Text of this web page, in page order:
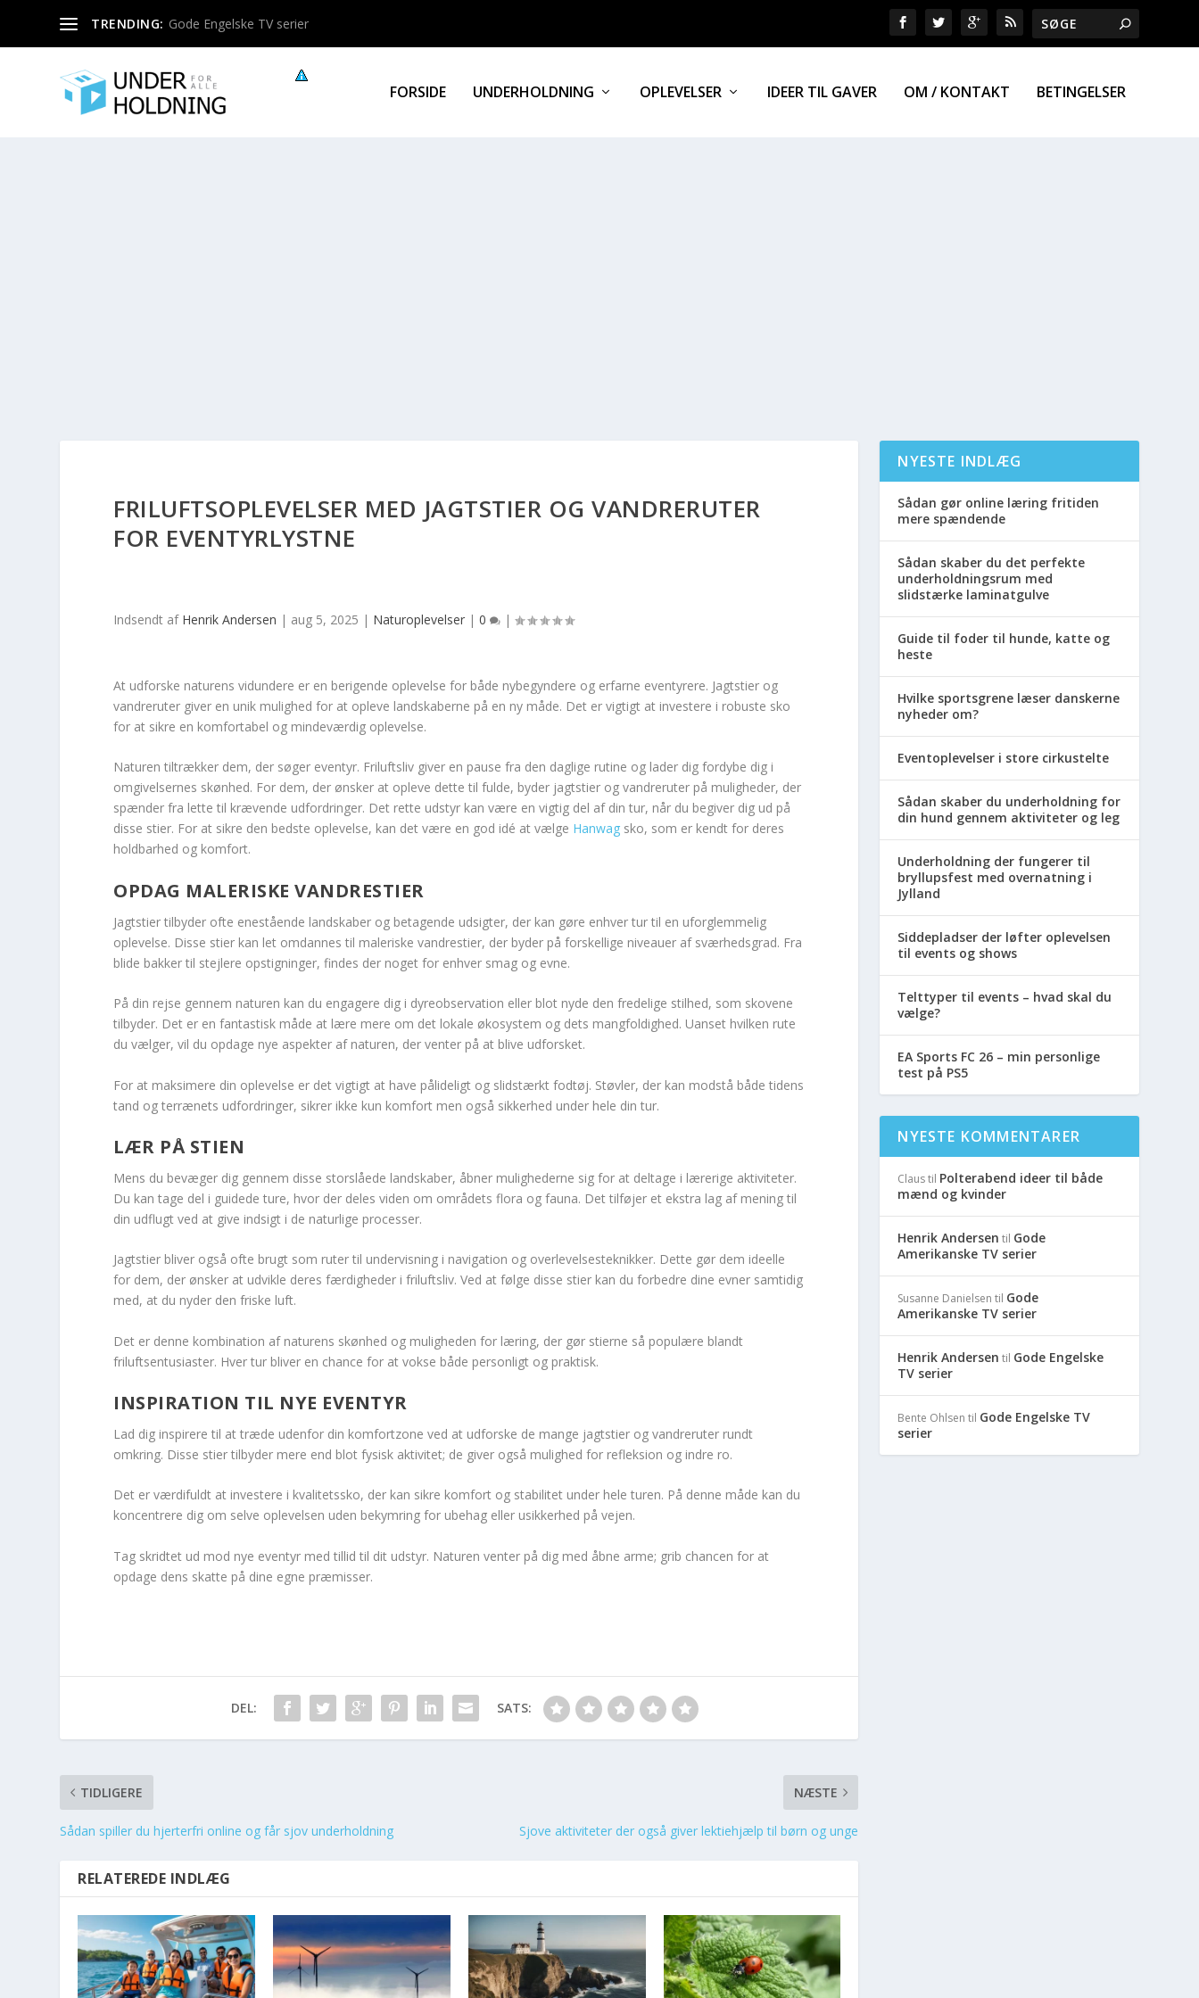
TRENDING: Gode Engelske TV serier
FORSIDE UNDERHOLDNING OPLEVELSER IDEER TIL GAVER OM / KONTAKT BETINGELSER
FRILUFTSOPLEVELSER MED JAGTSTIER OG VANDRERUTER
FOR EVENTYRLYSTNE
Indsendt af Henrik Andersen | aug 5, 2025 | Naturoplevelser |0 |
At udforske naturens vidundere er en berigende oplevelse for både nybegyndere og erfarne eventyrere. Jagtstier og
vandreruter giver en unik mulighed for at opleve landskaberne på en ny måde. Det er vigtigt at investere i robuste sko
for at sikre en komfortabel og mindeværdig oplevelse.
Naturen tiltrækker dem, der søger eventyr. Friluftsliv giver en pause fra den daglige rutine og lader dig fordybe dig i
omgivelsernes skønhed. For dem, der ønsker at opleve dette til fulde, byder jagtstier og vandreruter på muligheder, der
spænder fra lette til krævende udfordringer. Det rette udstyr kan være en vigtig del af din tur, når du begiver dig ud på
disse stier. For at sikre den bedste oplevelse, kan det være en god idé at vælge Hanwag sko, som er kendt for deres
holdbarhed og komfort.
OPDAG MALERISKE VANDRESTIER
Jagtstier tilbyder ofte enestående landskaber og betagende udsigter, der kan gøre enhver tur til en uforglemmelig
oplevelse. Disse stier kan let omdannes til maleriske vandrestier, der byder på forskellige niveauer af sværhedsgrad. Fra
blide bakker til stejlere opstigninger, findes der noget for enhver smag og evne.
På din rejse gennem naturen kan du engagere dig i dyreobservation eller blot nyde den fredelige stilhed, som skovene
tilbyder. Det er en fantastisk måde at lære mere om det lokale økosystem og dets mangfoldighed. Uanset hvilken rute
du vælger, vil du opdage nye aspekter af naturen, der venter på at blive udforsket.
For at maksimere din oplevelse er det vigtigt at have pålideligt og slidstærkt fodtøj. Støvler, der kan modstå både tidens
tand og terrænets udfordringer, sikrer ikke kun komfort men også sikkerhed under hele din tur.
LÆR PÅ STIEN
Mens du bevæger dig gennem disse storslåede landskaber, åbner mulighederne sig for at deltage i lærerige aktiviteter.
Du kan tage del i guidede ture, hvor der deles viden om områdets flora og fauna. Det tilføjer et ekstra lag af mening til
din udflugt ved at give indsigt i de naturlige processer.
Jagtstier bliver også ofte brugt som ruter til undervisning i navigation og overlevelsesteknikker. Dette gør dem ideelle
for dem, der ønsker at udvikle deres færdigheder i friluftsliv. Ved at følge disse stier kan du forbedre dine evner samtidig
med, at du nyder den friske luft.
Det er denne kombination af naturens skønhed og muligheden for læring, der gør stierne så populære blandt
friluftsentusiaster. Hver tur bliver en chance for at vokse både personligt og praktisk.
INSPIRATION TIL NYE EVENTYR
Lad dig inspirere til at træde udenfor din komfortzone ved at udforske de mange jagtstier og vandreruter rundt
omkring. Disse stier tilbyder mere end blot fysisk aktivitet; de giver også mulighed for refleksion og indre ro.
Det er værdifuldt at investere i kvalitetssko, der kan sikre komfort og stabilitet under hele turen. På denne måde kan du
koncentrere dig om selve oplevelsen uden bekymring for ubehag eller usikkerhed på vejen.
Tag skridtet ud mod nye eventyr med tillid til dit udstyr. Naturen venter på dig med åbne arme; grib chancen for at
opdage dens skatte på dine egne præmisser.
DEL: SATS:
TIDLIGERE
Sådan spiller du hjerterfri online og får sjov underholdning
NÆSTE
Sjove aktiviteter der også giver lektiehjælp til børn og unge
RELATEREDE INDLÆG
NYESTE INDLÆG
Sådan gør online læring fritiden
mere spændende
Sådan skaber du det perfekte
underholdningsrum med
slidstærke laminatgulve
Guide til foder til hunde, katte og
heste
Hvilke sportsgrene læser danskerne
nyheder om?
Eventoplevelser i store cirkustelte
Sådan skaber du underholdning for
din hund gennem aktiviteter og leg
Underholdning der fungerer til
bryllupsfest med overnatning i
Jylland
Siddepladser der løfter oplevelsen
til events og shows
Telttyper til events – hvad skal du
vælge?
EA Sports FC 26 – min personlige
test på PS5
NYESTE KOMMENTARER
Claustil Polterabend ideer til både
mænd og kvinder
Henrik Andersen til Gode
Amerikanske TV serier
Susanne Danielsen til Gode
Amerikanske TV serier
Henrik Andersen til Gode Engelske
TV serier
Bente Ohlsen til Gode Engelske TV
serier